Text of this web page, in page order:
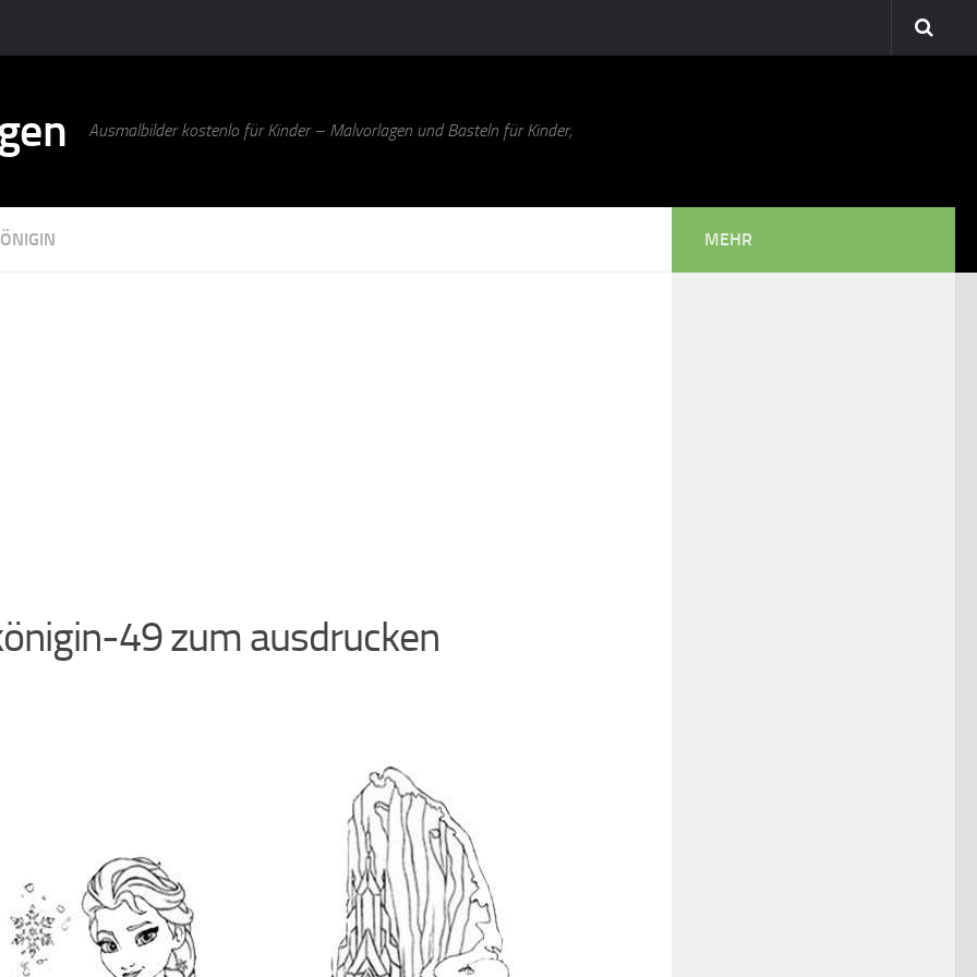
Ausmalbilder kostenlo für Kinder – Malvorlagen und Basteln für Kinder,
49 zum ausdrucken
MEHR